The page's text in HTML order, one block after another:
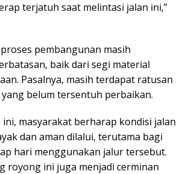
terjatuh saat melintasi jalan ini,”
pembangunan masih
baik dari segi material
Pasalnya, masih terdapat ratusan
belum tersentuh perbaikan.
masyarakat berharap kondisi jalan
dan aman dilalui, terutama bagi
hari menggunakan jalur tersebut.
royong ini juga menjadi cerminan